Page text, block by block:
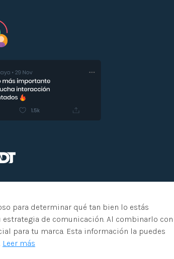
para determinar qué tan bien lo estás
de comunicación. Al combinarlo con
para tu marca. Esta información la puedes
Leer más